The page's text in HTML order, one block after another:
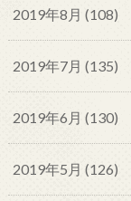
2019年8月 (108)
2019年7月 (135)
2019年6月 (130)
2019年5月 (126)